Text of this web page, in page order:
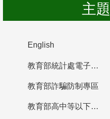
主
English
教育部統計處電子書櫃
教育部詐騙防制專區
教育部高中等以下學校及幼兒園教師資格檢定考試